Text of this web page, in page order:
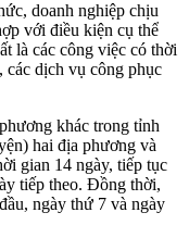
doanh nghiệp chịu
với điều kiện cụ thể
là các công việc có thời
các dịch vụ công phục
khác trong tỉnh
hai địa phương và
gian 14 ngày, tiếp tục
tiếp theo. Đồng thời,
ngày thứ 7 và ngày